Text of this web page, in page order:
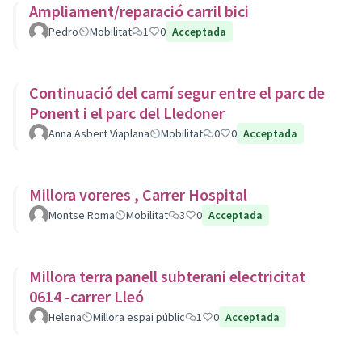
Ampliament/reparació carril bici
Pedro Mobilitat 1 0 Acceptada
Continuació del camí segur entre el parc de
Ponent i el parc del Lledoner
Anna Asbert Viaplana Mobilitat 0 0 Acceptada
Millora voreres , Carrer Hospital
Montse Roma Mobilitat 3 0 Acceptada
Millora terra panell subterani electricitat
0614 -carrer Lleó
Helena Millora espai públic 1 0 Acceptada